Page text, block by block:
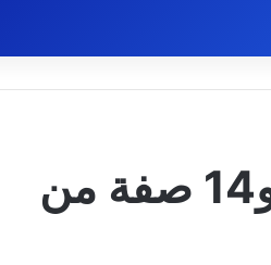
معنى اسم آلاء وشخصيتها و14 صفة من